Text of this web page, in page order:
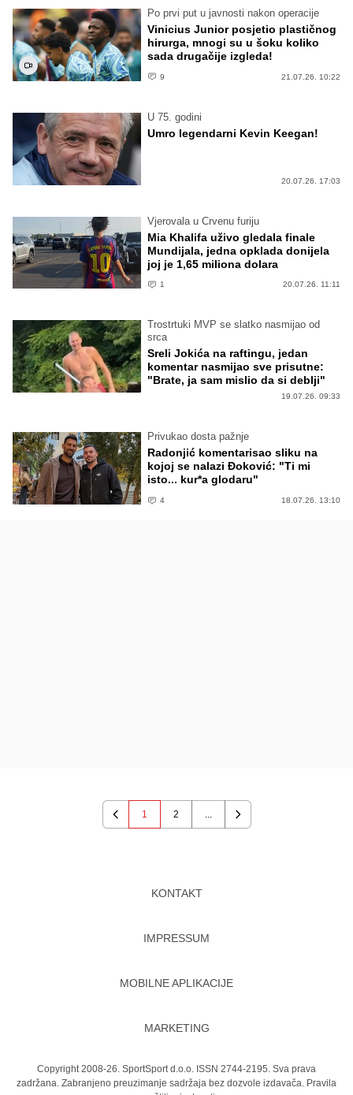
Po prvi put u javnosti nakon operacije
Vinicius Junior posjetio plastičnog
hirurga, mnogi su u šoku koliko
sada drugačije izgleda!
9 21.07.26. 10:22
U 75. godini
Umro legendarni Kevin Keegan!
20.07.26. 17:03
Vjerovala u Crvenu furiju
Mia Khalifa uživo gledala finale
Mundijala, jedna opklada donijela
joj je 1,65 miliona dolara
1 20.07.26. 11:11
Trostrtuki MVP se slatko nasmijao od
srca
Sreli Jokića na raftingu, jedan
komentar nasmijao sve prisutne:
"Brate, ja sam mislio da si deblji"
19.07.26. 09:33
Privukao dosta pažnje
Radonjić komentarisao sliku na
kojoj se nalazi Đoković: "Ti mi
isto... kur*a glodaru"
4 18.07.26. 13:10
Previous
1 2 ...
Next
KONTAKT
IMPRESSUM
MOBILNE APLIKACIJE
MARKETING
Copyright 2008-26. SportSport d.o.o. ISSN 2744-2195. Sva prava
zadržana. Zabranjeno preuzimanje sadržaja bez dozvole izdavača. Pravila